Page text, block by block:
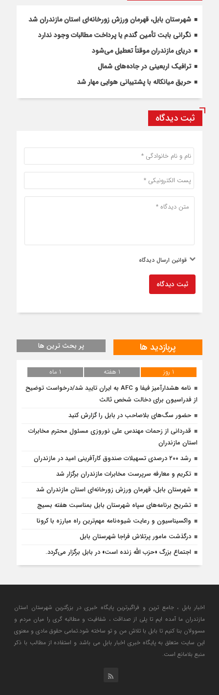
شهرستان بابل، قهرمان ورزش زورخانه‌ای استان مازندران شد
نگرانی بابت تأمین گندم یا پرداخت مطالبات وجود ندارد
دریای مازندران موقتاً تعطیل می‌شود
ترافیک اربعینی در جاده‌های شمال
حریق میانکاله با پشتیبانی هوایی مهار شد
ثبت دیدگاه
قوانین ارسال دیدگاه
ثبت دیدگاه
پربازدید ها پر بحث ترین ها
۱ روز ۱ هفته
۱ ماه
نامه هشدارآمیز فیفا و AFC به ایران تایید شد/درخواست توضیح
از فدراسیون برای دخالت شخص ثالث
حضور سگ‌های بلاصاحب در بابل را ‌گزارش کنید
قدردانی از زحمات مهندس علی نوروزی مسئول محترم مخابرات
استان مازندران
رشد ۲۰۰ درصدی تسهیلات صندوق کارآفرینی امید در مازندران
تکریم و معارفه سرپرست مخابرات مازندران برگزار شد
شهرستان بابل، قهرمان ورزش زورخانه‌ای استان مازندران شد
تشریح برنامه‌های سپاه شهرستان بابل بمناسبت هفته بسیج
واکسیناسیون و رعایت شیوه‌نامه مهم‌ترین راه مبارزه با کرونا
درگذشت مامور پرتلاش فراجا شهرستان بابل
اجتماع بزرگ «حزب الله زنده است» در بابل برگزار می‌گردد.
اخبار بابل ، جامع ترین و فراگیرترین پایگاه خبری در بزرگترین شهرستان استان
مازندران ما آمده ایم تا پلی از صداقت ، شفافیت و مطالبه گری را میان مردم و
مسوولان بنا کنیم تا بابل با تلاش من و تو ساخته شود.تمامی حقوق مادی و معنوی
این سایت متعلق به پایگاه خبری اخبار بابل می باشد و استفاده از مطالب با ذکر
منبع بلامانع است.